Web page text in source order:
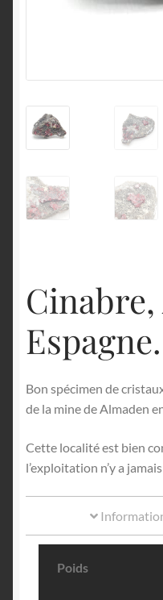
Espagne.
Bon spécimen de
de la mine de Almaden
Cette localité est bien
l’exploitation n’y a
Poids